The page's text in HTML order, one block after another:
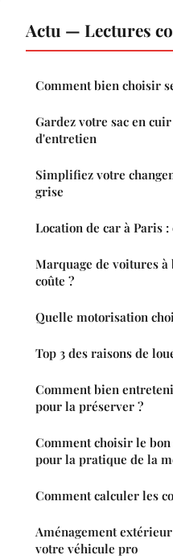
Actu — Lectures
Comment bien choisir
Gardez votre sac en
d'entretien
Simplifiez votre
grise
Location de car à Paris :
Marquage de voitures à
coûte ?
Quelle motorisation
Top 3 des raisons de
Comment bien
pour la préserver ?
Comment choisir le
pour la pratique de la
Comment calculer les
Aménagement
votre véhicule pro